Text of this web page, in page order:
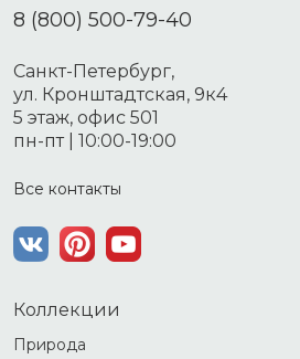
8 (800) 500-79-40
Санкт-Петербург,
ул. Кронштадтская, 9к4
5 этаж, офис 501
пн-пт | 10:00-19:00
Все контакты
Коллекции
Природа